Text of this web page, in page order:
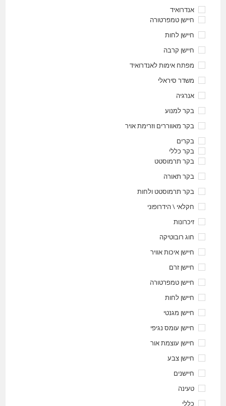
אנדרואיד
חיישן טמפרטורה
חיישן לחות
חיישן קרבה
מפתח אימות לאנדרואיד
משדר סיראלי
אנרגיה
בקר למנוע
בקר מאווררים וזרימת אויר
בקרים
בקר כללי
בקר תרמוסטט
בקר תאורה
בקר תרמוסטט ולחות
חקלאי \ הידרופוני
זיכרונות
חוג רובוטיקה
חיישן איכות אוויר
חיישן זרם
חיישן טמפרטורה
חיישן לחות
חיישן מגנטי
חיישן עומס נגיפי
חיישן עוצמת אור
חיישן צבע
חיישנים
טעינה
כללי